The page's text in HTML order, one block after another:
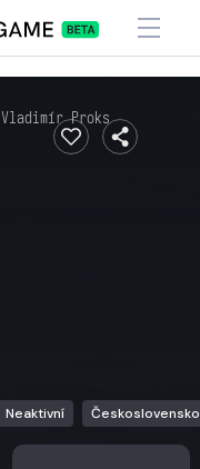
Vladimír Proks
Neaktivní Československo